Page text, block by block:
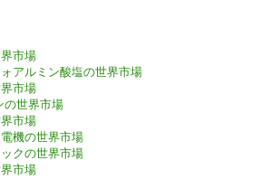
市場
アルミン酸塩の世界市場
市場
の世界市場
市場
機の世界市場
クの世界市場
市場